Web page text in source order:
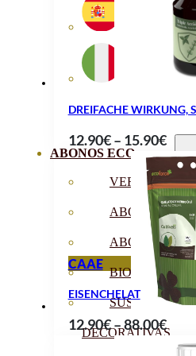
ABONOS ECO
VER TODOS
ABONOS
ABONOS
SUSTRATOS Y
DECORATIVAS
DREIFACHE WIRKUNG,
12.90€ – 15.90€
bis
CAAE
EISENCHELAT
12.90€–88.00€